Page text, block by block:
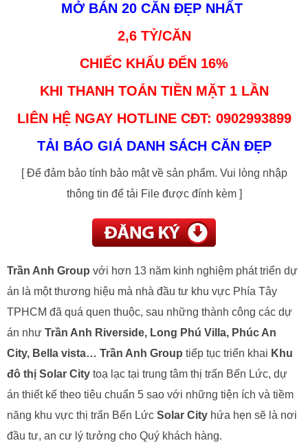
MỞ BÁN 20 CĂN ĐẸP NHẤT
2,6 TỶ/CĂN
CHIẾC KHẤU ĐẾN 16%
KHI THANH TOÁN TIỀN MẶT 1 LẦN
LIÊN HỆ NGAY HOTLINE CĐT: 0902993899
TẢI BÁO GIÁ DANH SÁCH CĂN ĐẸP
[ Để đảm bảo tính bảo mật về sản phẩm. Vui lòng nhập
thông tin để tải File được đính kèm ]
Trần Anh Group với hơn 13 năm kinh nghiệm phát triển dự
án là một thương hiệu mà nhà đầu tư khu vực Phía Tây
TPHCM đã quá quen thuộc, sau những thành công các dự
án như Trần Anh Riverside, Long Phú Villa, Phúc An
City, Bella vista… Trần Anh Group tiếp tục triển khai Khu
đô thị Solar City toạ lạc tại trung tâm thị trấn Bến Lức, dự
án thiết kế theo tiêu chuẩn 5 sao với những tiện ích và tiềm
năng khu vực thị trấn Bến Lức Solar City hứa hẹn sẽ là nơi
đầu tư, an cư lý tưởng cho Quý khách hàng.